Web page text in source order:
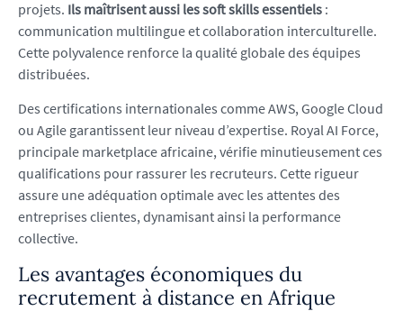
projets. Ils maîtrisent aussi les soft skills essentiels :
communication multilingue et collaboration interculturelle.
Cette polyvalence renforce la qualité globale des équipes
distribuées.
Des certifications internationales comme AWS, Google Cloud
ou Agile garantissent leur niveau d’expertise. Royal AI Force,
principale marketplace africaine, vérifie minutieusement ces
qualifications pour rassurer les recruteurs. Cette rigueur
assure une adéquation optimale avec les attentes des
entreprises clientes, dynamisant ainsi la performance
collective.
Les avantages économiques du
recrutement à distance en Afrique